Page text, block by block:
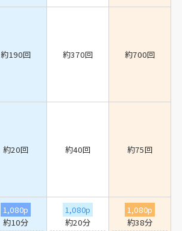
約190回 約370回 約700回
約20回 約40回 約75回
1,080p
約10分
1,080p
約20分
1,080p
約38分